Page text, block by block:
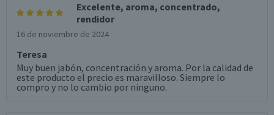
Excelente, aroma, concentrado,
rendidor
16 de noviembre de 2024
Teresa
Muy buen jabón, concentración y aroma. Por la calidad de
este producto el precio es maravilloso. Siempre lo
compro y no lo cambio por ninguno.